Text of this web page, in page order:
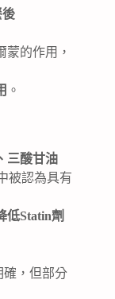
後
蒙的作用，
。
三酸甘油
被認為具有
低Statin劑
確，但部分